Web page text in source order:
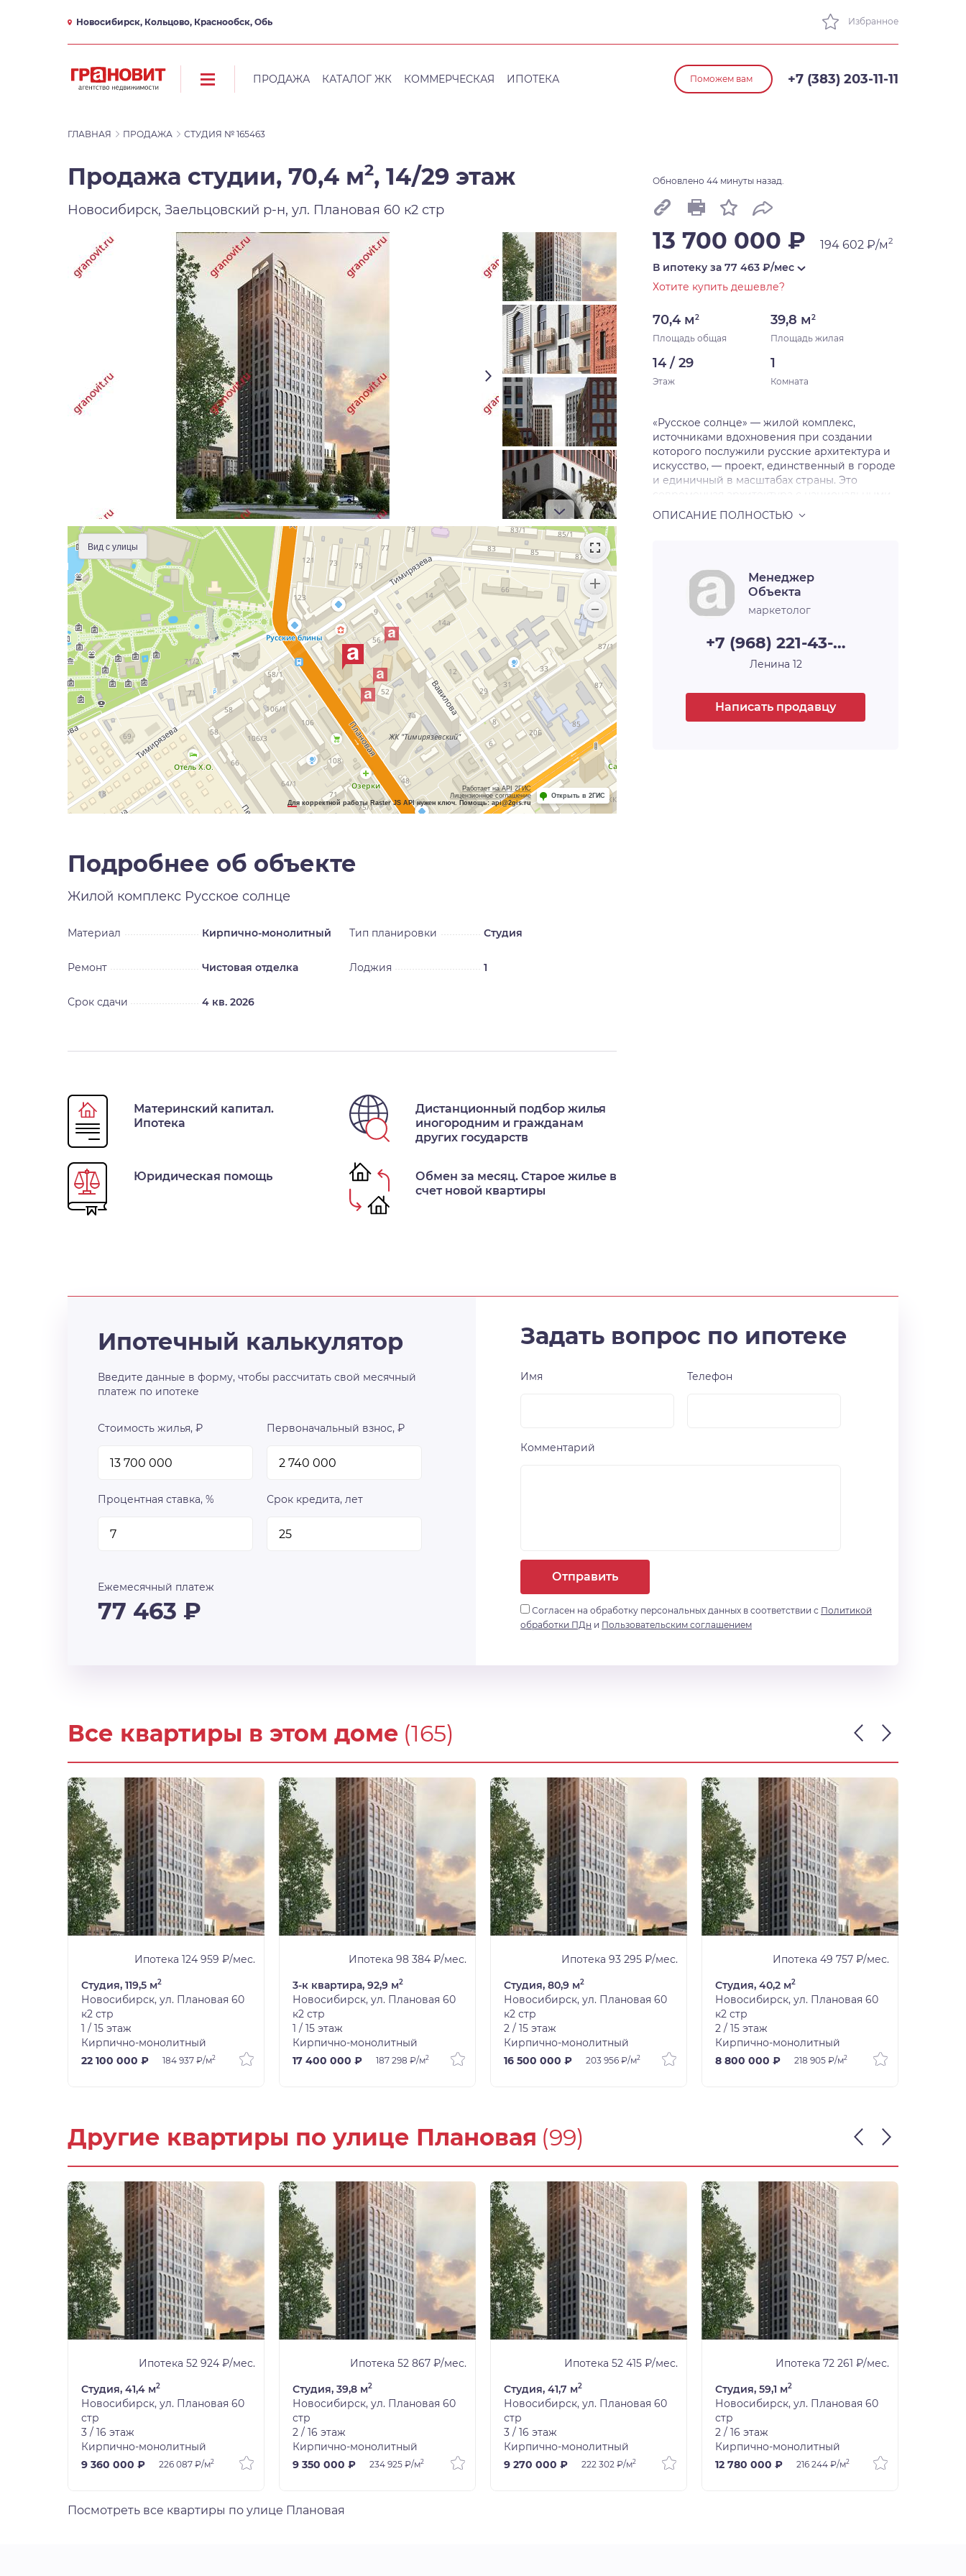
Новосибирск, Кольцово, Краснообск, Обь Избранное
ПРОДАЖА КАТАЛОГ ЖК КОММЕРЧЕСКАЯ ИПОТЕКА Поможем вам +7 (383) 203-11-11
ГЛАВНАЯ ПРОДАЖА СТУДИЯ № 165463
Продажа студии, 70,4 м2, 14/29 этаж
Новосибирск, Заельцовский р-н, ул. Плановая 60 к2 стр
Вид с улицы
Работает на API 2ГИС
Лицензионное соглашение
Для корректной работы Raster JS API нужен ключ. Помощь: api@2gis.ru
Открыть в 2ГИС
Подробнее об объекте
Жилой комплекс Русское солнце
Материал Кирпично-монолитный Тип планировки Студия
Ремонт Чистовая отделка Лоджия 1
Срок сдачи 4 кв. 2026
Материнский капитал.
Ипотека
Дистанционный подбор жилья
иногородним и гражданам
других государств
Юридическая помощь
Обмен за месяц. Старое жилье в
счет новой квартиры
Обновлено 44 минуты назад.
13 700 000 ₽ 194 602 ₽/м2
В ипотеку за 77 463 ₽/мес
Хотите купить дешевле?
70,4 м2
Площадь общая
39,8 м2
Площадь жилая
14 / 29
Этаж
1
Комната
«Русское солнце» — жилой комплекс,
источниками вдохновения при создании
которого послужили русские архитектура и
искусство, — проект, единственный в городе
и единичный в масштабах страны. Это
мотивами, художественная переработка
русских исторических стилей в нашем
архитектуре и искусстве, существовавшие в
нашей стране в XIX — начале XX века и
прерванные революцией на пике развития.
комплекс будет включать шесть домов,
каждый из которых уникален, каждый —
произведение архитектурного и
имя и свой характер. Например, 30-этажная
башня, вершина комплекса, станет высотной
доминантой всего района, а архитектурный
Менеджер
Объекта
маркетолог
+7 (968) 221-43-…
Ленина 12
Написать продавцу
Ипотечный калькулятор
Введите данные в форму, чтобы рассчитать свой месячный
платеж по ипотеке
Стоимость жилья, ₽ Первоначальный взнос, ₽
Процентная ставка, % Срок кредита, лет
Ежемесячный платеж
77 463 ₽
Задать вопрос по ипотеке
Имя Телефон
Комментарий
Отправить
Согласен на обработку персональных данных в соответствии с Политикой
обработки ПДн и Пользовательским соглашением
Все квартиры в этом доме (165)
Ипотека 124 959 ₽/мес.
Студия, 119,5 м2
Новосибирск, ул. Плановая 60
к2 стр
1 / 15 этаж
Кирпично-монолитный
22 100 000 ₽
184 937 ₽/м2
Ипотека 98 384 ₽/мес.
3-к квартира, 92,9 м2
Новосибирск, ул. Плановая 60
к2 стр
1 / 15 этаж
Кирпично-монолитный
17 400 000 ₽
187 298 ₽/м2
Ипотека 93 295 ₽/мес.
Студия, 80,9 м2
Новосибирск, ул. Плановая 60
к2 стр
2 / 15 этаж
Кирпично-монолитный
16 500 000 ₽
203 956 ₽/м2
Ипотека 49 757 ₽/мес.
Студия, 40,2 м2
Новосибирск, ул. Плановая 60
к2 стр
2 / 15 этаж
Кирпично-монолитный
8 800 000 ₽
218 905 ₽/м2
Другие квартиры по улице Плановая (99)
Ипотека 52 924 ₽/мес.
Студия, 41,4 м2
Новосибирск, ул. Плановая 60
стр
3 / 16 этаж
Кирпично-монолитный
9 360 000 ₽
226 087 ₽/м2
Ипотека 52 867 ₽/мес.
Студия, 39,8 м2
Новосибирск, ул. Плановая 60
стр
2 / 16 этаж
Кирпично-монолитный
9 350 000 ₽
234 925 ₽/м2
Ипотека 52 415 ₽/мес.
Студия, 41,7 м2
Новосибирск, ул. Плановая 60
стр
3 / 16 этаж
Кирпично-монолитный
9 270 000 ₽
222 302 ₽/м2
Ипотека 72 261 ₽/мес.
Студия, 59,1 м2
Новосибирск, ул. Плановая 60
стр
2 / 16 этаж
Кирпично-монолитный
12 780 000 ₽
216 244 ₽/м2
Посмотреть все квартиры по улице Плановая